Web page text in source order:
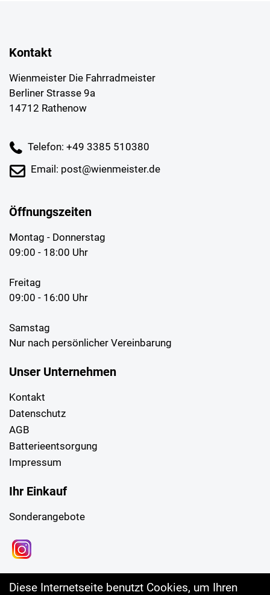
Kontakt
Wienmeister Die Fahrradmeister
Berliner Strasse 9a
14712 Rathenow
Telefon: +49 3385 510380
Email: post@wienmeister.de
Öffnungszeiten
Montag - Donnerstag
09:00 - 18:00 Uhr
Freitag
09:00 - 16:00 Uhr
Samstag
Nur nach persönlicher Vereinbarung
Unser Unternehmen
Kontakt
Datenschutz
AGB
Batterieentsorgung
Impressum
Ihr Einkauf
Sonderangebote
Diese Internetseite benutzt Cookies, um Ihren